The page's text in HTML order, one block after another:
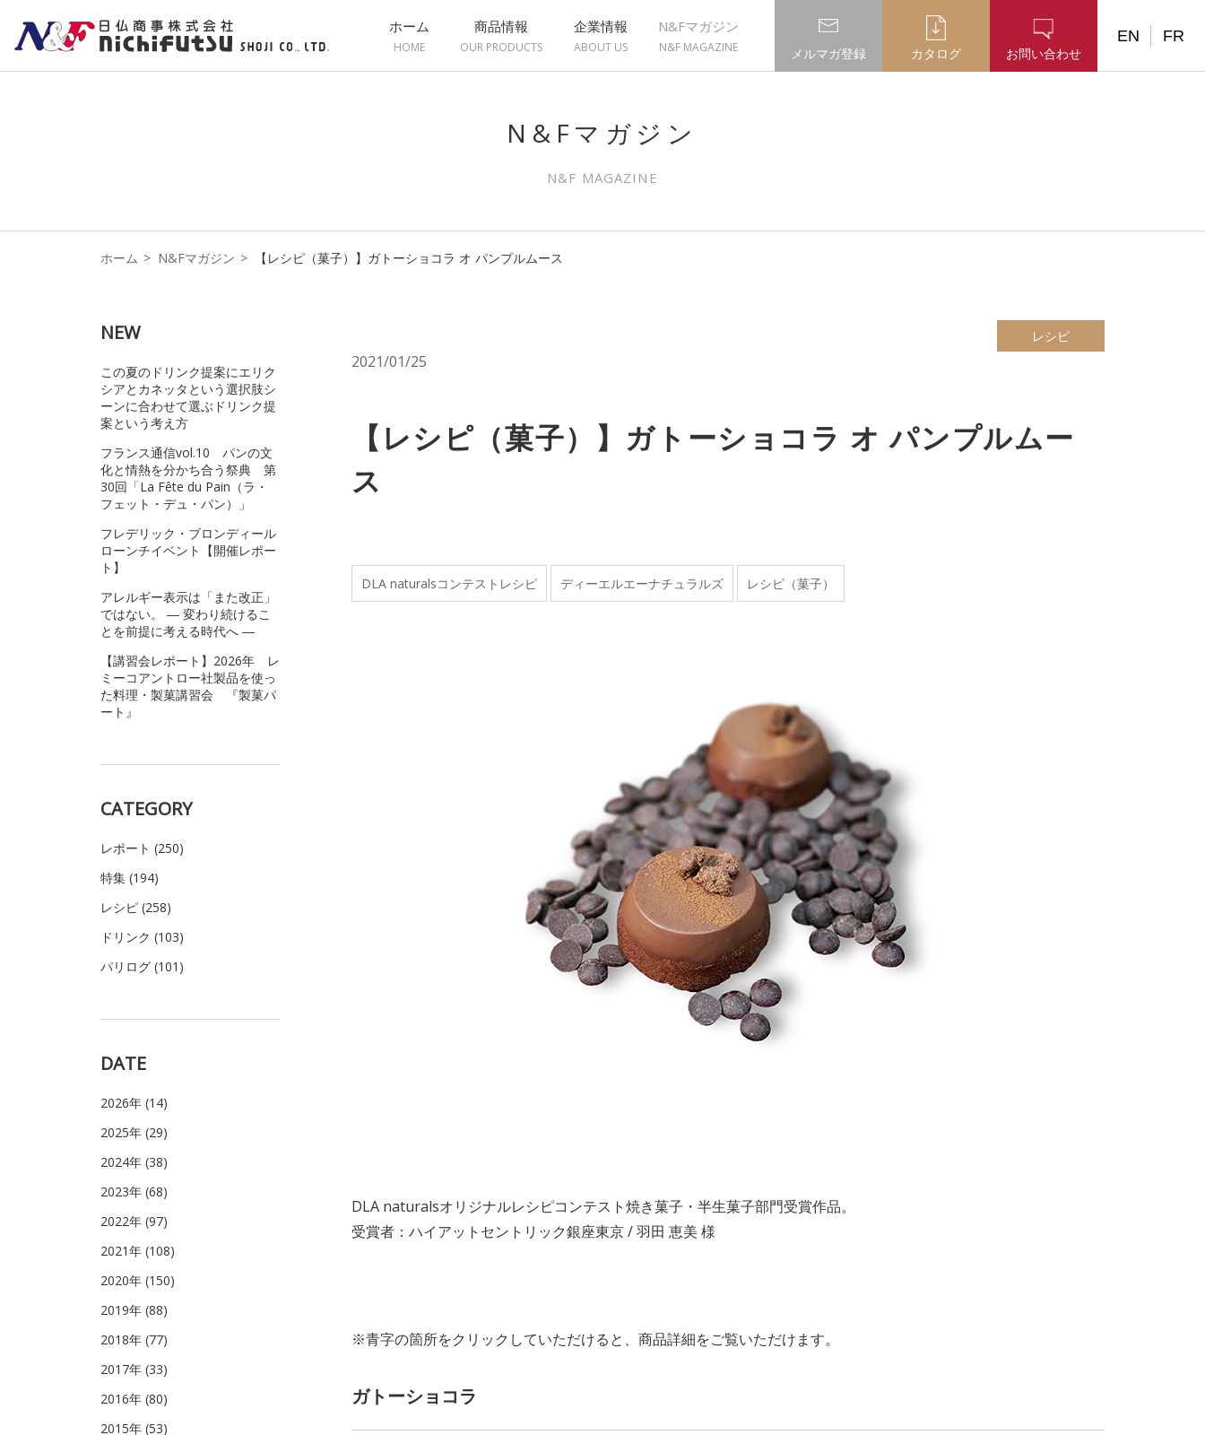
ホーム
HOME
商品情報
OUR PRODUCTS
企業情報
ABOUT US
N&Fマガジン
N&F MAGAZINE メルマガ登録 カタログ お問い合わせ
EN FR
N&Fマガジン
N&F MAGAZINE
ホーム N&Fマガジン 【レシピ（菓子）】ガトーショコラ オ パンプルムース
レシピ
2021/01/25
【レシピ（菓子）】ガトーショコラ オ パンプルムー
ス
DLA naturalsコンテストレシピ ディーエルエーナチュラルズ レシピ（菓子）
DLA naturalsオリジナルレシピコンテスト焼き菓子・半生菓子部門受賞作品。
受賞者：ハイアットセントリック銀座東京 / 羽田 恵美 様
※青字の箇所をクリックしていただけると、商品詳細をご覧いただけます。
ガトーショコラ
NEW
この夏のドリンク提案にエリク
シアとカネッタという選択肢シ
ーンに合わせて選ぶドリンク提
案という考え方
フランス通信vol.10 パンの文
化と情熱を分かち合う祭典 第
30回「La Fête du Pain（ラ・
フェット・デュ・パン）」
フレデリック・ブロンディール
ローンチイベント【開催レポー
ト】
アレルギー表示は「また改正」
ではない。 ― 変わり続けるこ
とを前提に考える時代へ ―
【講習会レポート】2026年 レ
ミーコアントロー社製品を使っ
た料理・製菓講習会 『製菓パ
ート』
CATEGORY
レポート (250)
特集 (194)
レシピ (258)
ドリンク (103)
パリログ (101)
DATE
2026年 (14)
2025年 (29)
2024年 (38)
2023年 (68)
2022年 (97)
2021年 (108)
2020年 (150)
2019年 (88)
2018年 (77)
2017年 (33)
2016年 (80)
2015年 (53)